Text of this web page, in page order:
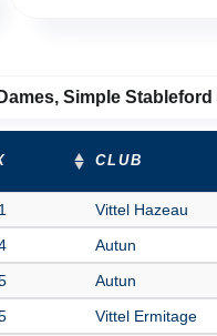
Simple Stableford
CLUB
Vittel Hazeau
Autun
Autun
Vittel Ermitage